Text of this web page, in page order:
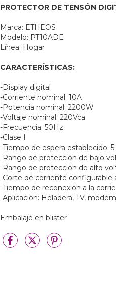
PROTECTOR DE TENSÓN
Marca: ETHEOS
Modelo: PT10ADE
Línea: Hogar
CARACTERÍSTICAS:
-Display digital
-Corriente nominal: 10A
-Potencia nominal: 2200W
-Voltaje nominal: 220Vca
-Frecuencia: 50Hz
-Clase I
-Tiempo de espera establecido:
-Rango de protección de bajo
-Rango de protección de alto
-Corte de corriente configurable
-Tiempo de reconexión a la
-Aplicación: Heladera, TV,
Embalaje en blister